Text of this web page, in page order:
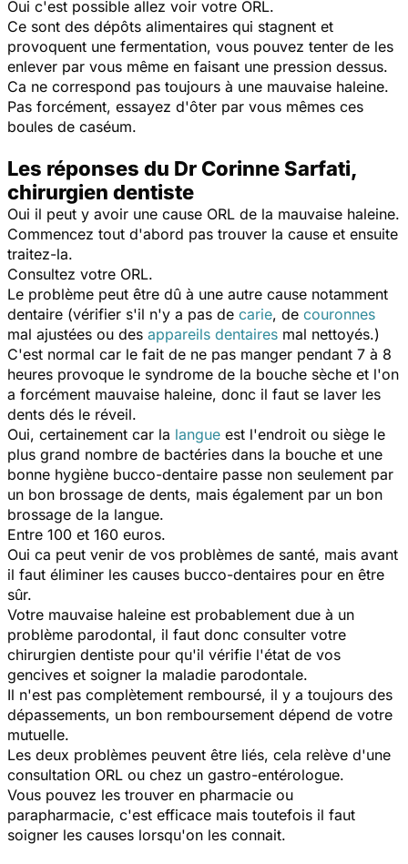
Oui c'est possible allez voir votre ORL.
Ce sont des dépôts alimentaires qui stagnent et
provoquent une fermentation, vous pouvez tenter de les
enlever par vous même en faisant une pression dessus.
Ca ne correspond pas toujours à une mauvaise haleine.
Pas forcément, essayez d'ôter par vous mêmes ces
boules de caséum.
Les réponses du Dr Corinne Sarfati,
chirurgien dentiste
Oui il peut y avoir une cause ORL de la mauvaise haleine.
Commencez tout d'abord pas trouver la cause et ensuite
traitez-la.
Consultez votre ORL.
Le problème peut être dû à une autre cause notamment
dentaire (vérifier s'il n'y a pas de carie, de couronnes
mal ajustées ou des appareils dentaires mal nettoyés.)
C'est normal car le fait de ne pas manger pendant 7 à 8
heures provoque le syndrome de la bouche sèche et l'on
a forcément mauvaise haleine, donc il faut se laver les
dents dés le réveil.
Oui, certainement car la langue est l'endroit ou siège le
plus grand nombre de bactéries dans la bouche et une
bonne hygiène bucco-dentaire passe non seulement par
un bon brossage de dents, mais également par un bon
brossage de la langue.
Entre 100 et 160 euros.
Oui ca peut venir de vos problèmes de santé, mais avant
il faut éliminer les causes bucco-dentaires pour en être
sûr.
Votre mauvaise haleine est probablement due à un
problème parodontal, il faut donc consulter votre
chirurgien dentiste pour qu'il vérifie l'état de vos
gencives et soigner la maladie parodontale.
Il n'est pas complètement remboursé, il y a toujours des
dépassements, un bon remboursement dépend de votre
mutuelle.
Les deux problèmes peuvent être liés, cela relève d'une
consultation ORL ou chez un gastro-entérologue.
Vous pouvez les trouver en pharmacie ou
parapharmacie, c'est efficace mais toutefois il faut
soigner les causes lorsqu'on les connait.